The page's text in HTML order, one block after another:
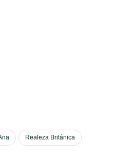
Realeza Británica